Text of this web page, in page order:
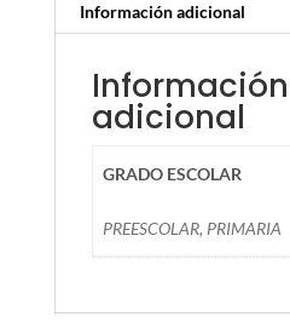
Información adicional
Información
adicional
GRADO ESCOLAR
PREESCOLAR, PRIMARIA